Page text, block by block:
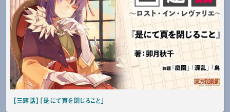
【三題話】「是にて頁を閉じること」